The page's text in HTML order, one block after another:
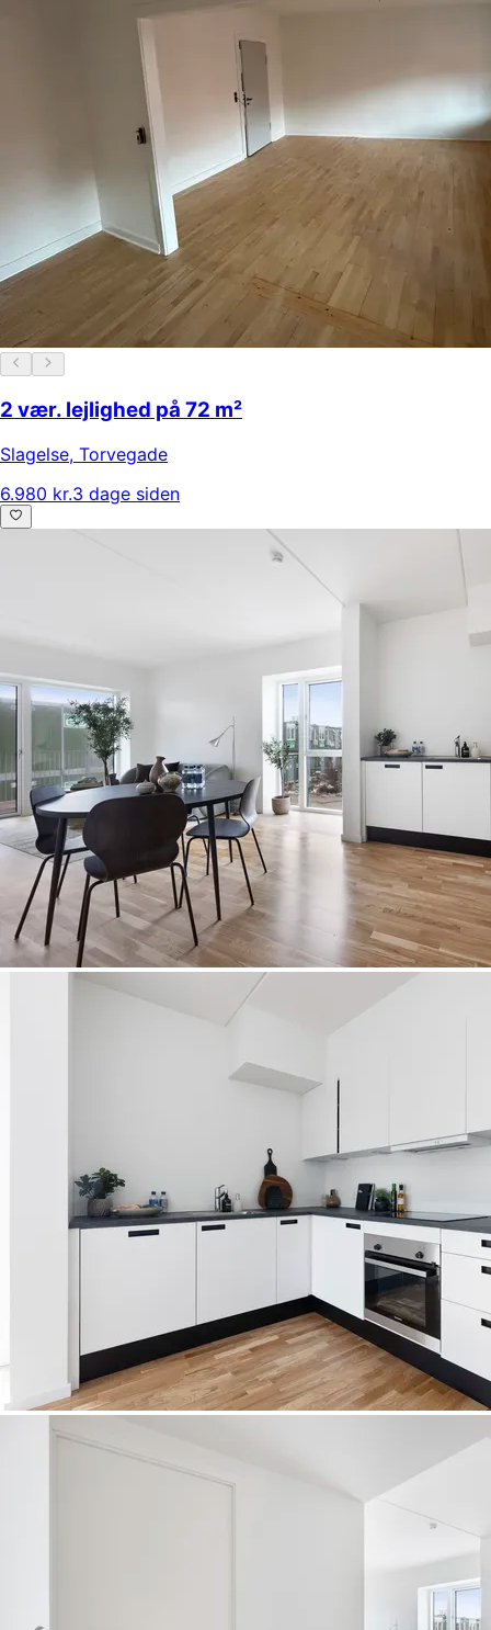
2 vær. lejlighed på 72 m²
Slagelse, Torvegade
6.980 kr.3 dage siden